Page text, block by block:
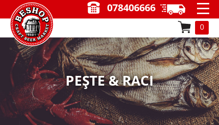
078406666
0
PEȘTE & RACI